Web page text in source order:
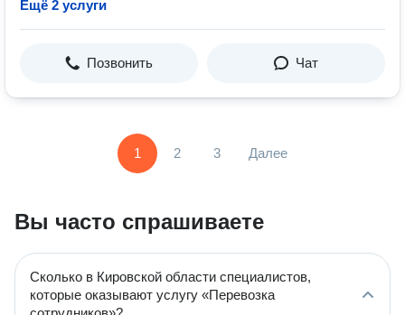
Ещё 2 услуги
Позвонить Чат
1 2 3 Далее
Вы часто спрашиваете
Сколько в Кировской области специалистов,
которые оказывают услугу «Перевозка